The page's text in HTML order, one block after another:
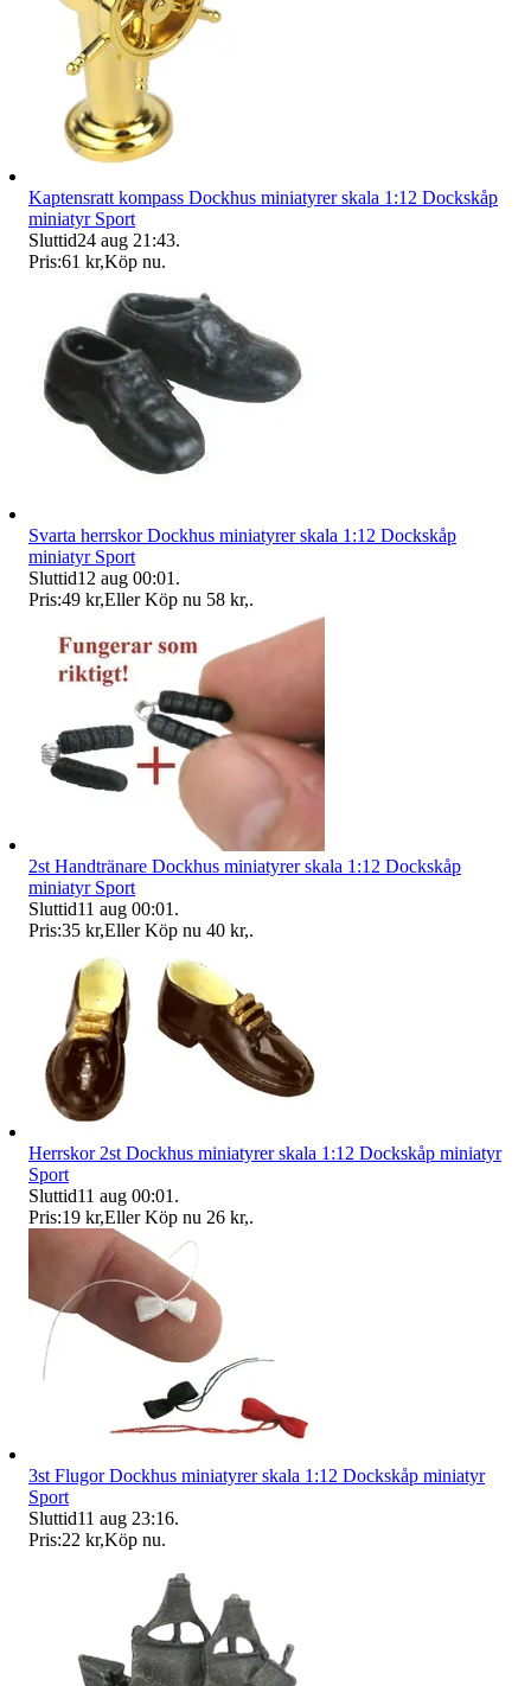
Kaptensratt kompass Dockhus miniatyrer skala 1:12 Dockskåp
miniatyr Sport
Sluttid24 aug 21:43.
Pris:61 kr,Köp nu.
Svarta herrskor Dockhus miniatyrer skala 1:12 Dockskåp
miniatyr Sport
Sluttid12 aug 00:01 .
Pris:49 kr,Eller Köp nu 58 kr,.
2st Handtränare Dockhus miniatyrer skala 1:12 Dockskåp
miniatyr Sport
Sluttid11 aug 00:01 .
Pris:35 kr,Eller Köp nu 40 kr,.
Herrskor 2st Dockhus miniatyrer skala 1:12 Dockskåp miniatyr
Sport
Sluttid11 aug 00:01 .
Pris:19 kr,Eller Köp nu 26 kr,.
3st Flugor Dockhus miniatyrer skala 1:12 Dockskåp miniatyr
Sport
Sluttid11 aug 23:16.
Pris:22 kr,Köp nu.